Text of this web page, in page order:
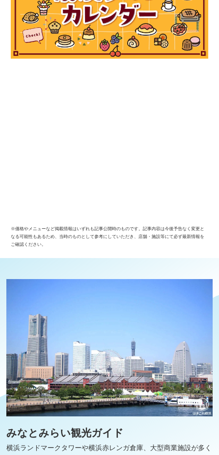
※価格やメニューなど掲載情報はいずれも記事公開時のものです。記事内容は今後予告なく変更と
なる可能性もあるため、当時のものとして参考にしていただき、店舗・施設等にて必ず最新情報を
ご確認ください。
みなとみらい観光ガイド
横浜ランドマークタワーや横浜赤レンガ倉庫、大型商業施設が多く